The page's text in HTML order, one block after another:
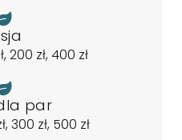
200 zł, 400 zł
par
300 zł, 500 zł